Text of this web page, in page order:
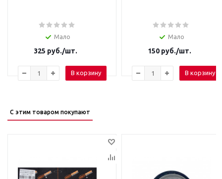
Мало
325 руб./шт.
В корзину
Мало
150 руб./шт.
В корзину
С этим товаром покупают